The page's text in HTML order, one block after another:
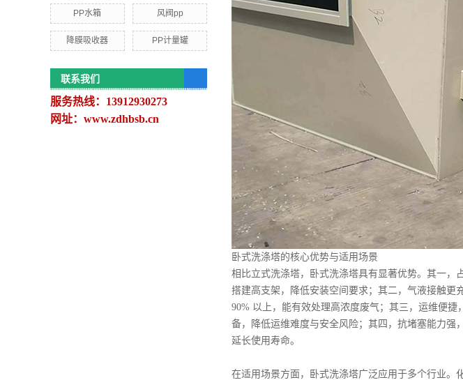
PP水箱 风阀pp
降膜吸收器 PP计量罐
联系我们
服务热线：13912930273
网址：www.zdhbsb.cn
卧式洗涤塔的核心优势与适用场景
相比立式洗涤塔，卧式洗涤塔具有显著优势。其一
搭建高支架，降低安装空间要求；其二，气液接触
90% 以上，能有效处理高浓度废气；其三，运维便
备，降低运维难度与安全风险；其四，抗堵塞能力强
延长使用寿命。
在适用场景方面，卧式洗涤塔广泛应用于多个行业